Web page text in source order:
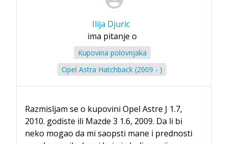
Ilija Djuric
ima pitanje o
Kupovina polovnjaka
Opel Astra Hatchback (2009 - )
Razmisljam se o kupovini Opel Astre J 1.7,
2010. godiste ili Mazde 3 1.6, 2009. Da li bi
neko mogao da mi saopsti mane i prednosti